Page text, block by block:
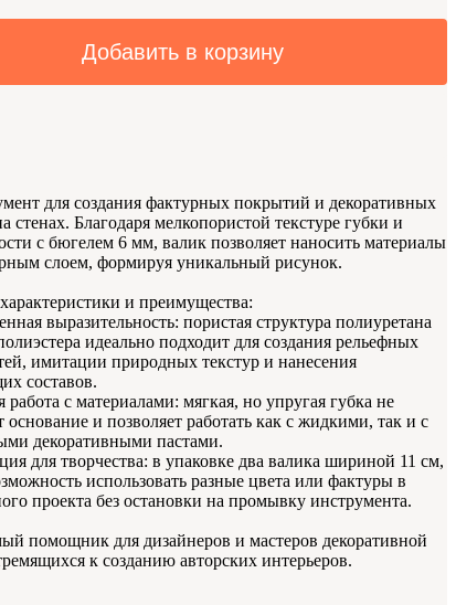
Добавить в корзину
для создания фактурных покрытий и декоративных
стенах. Благодаря мелкопористой текстуре губки и
с бюгелем 6 мм, валик позволяет наносить материалы
слоем, формируя уникальный рисунок.
и преимущества:
выразительность: пористая структура полиуретана
идеально подходит для создания рельефных
имитации природных текстур и нанесения
составов.
работа с материалами: мягкая, но упругая губка не
основание и позволяет работать как с жидкими, так и с
декоративными пастами.
для творчества: в упаковке два валика шириной 11 см,
использовать разные цвета или фактуры в
проекта без остановки на промывку инструмента.
помощник для дизайнеров и мастеров декоративной
к созданию авторских интерьеров.